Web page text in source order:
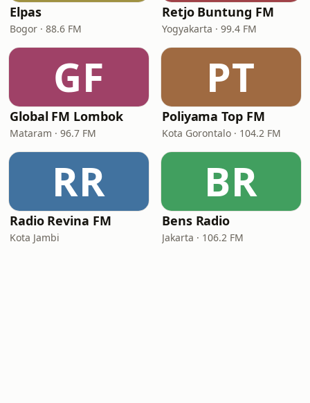
Elpas
Bogor · 88.6 FM
Retjo Buntung FM
Yogyakarta · 99.4 FM
GF
Global FM Lombok
Mataram · 96.7 FM
PT
Poliyama Top FM
Kota Gorontalo · 104.2 FM
RR
Radio Revina FM
Kota Jambi
BR
Bens Radio
Jakarta · 106.2 FM